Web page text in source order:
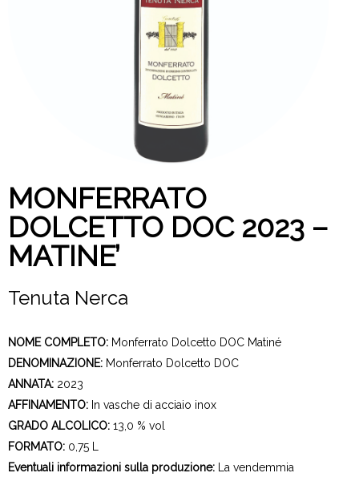
MONFERRATO
DOLCETTO DOC 2023 –
MATINE’
Tenuta Nerca
NOME COMPLETO: Monferrato Dolcetto DOC Matiné
DENOMINAZIONE: Monferrato Dolcetto DOC
ANNATA: 2023
AFFINAMENTO: In vasche di acciaio inox
GRADO ALCOLICO: 13,0 % vol
FORMATO: 0,75 L
Eventuali informazioni sulla produzione:
La vendemmia